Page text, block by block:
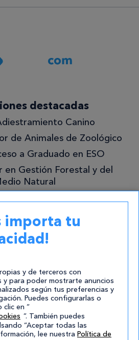
destacadas
Canino
de Animales de Zoológico
a Graduado en ESO
en Gestión Forestal y del
Natural
Contacto
Sociales
importa tu
y de terceros con
y para poder mostrarte anuncios
según tus preferencias y
Puedes configurarlas o
clic en “
”. También puedes
“Aceptar todas las
lee nuestra Política de